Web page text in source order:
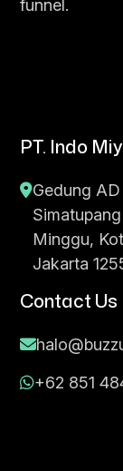
funnel.
PT. Indo
Gedung
Minggu,
Jakarta
Contact Us
+62 851